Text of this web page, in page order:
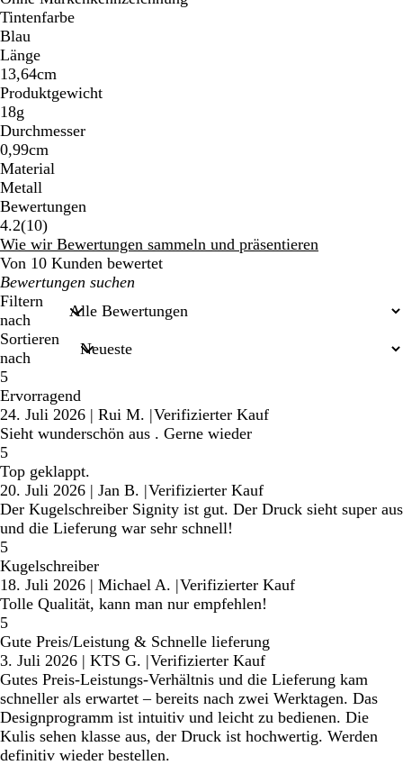
Tintenfarbe
Blau
Länge
13,64cm
Produktgewicht
18g
Durchmesser
0,99cm
Material
Metall
Bewertungen
4.2(1010
Bewertungen
)
Wie wir Bewertungen sammeln und präsentieren
Von 10 Kunden bewertet
Meine
Sucheingaben
Filtern
nach
Sortieren
nach
5
Ervorragend
24. Juli 2026 | Rui M. |Verifizierter Kauf
Sieht wunderschön aus . Gerne wieder
5
Top geklappt.
20. Juli 2026 | Jan B. |Verifizierter Kauf
Der Kugelschreiber Signity ist gut. Der Druck sieht super aus
und die Lieferung war sehr schnell!
5
Kugelschreiber
18. Juli 2026 | Michael A. |Verifizierter Kauf
Tolle Qualität, kann man nur empfehlen!
5
Gute Preis/Leistung & Schnelle lieferung
3. Juli 2026 | KTS G. |Verifizierter Kauf
Gutes Preis‑Leistungs‑Verhältnis und die Lieferung kam
schneller als erwartet – bereits nach zwei Werktagen. Das
Designprogramm ist intuitiv und leicht zu bedienen. Die
Kulis sehen klasse aus, der Druck ist hochwertig. Werden
definitiv wieder bestellen.